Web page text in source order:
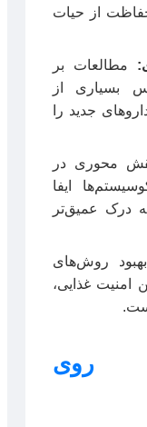
حفاظت از حیات
مطالعات بر
بسیاری از
جدید را
محوری در
ایفا
درک عمیق‌تر
روش‌های
امنیت غذایی،
روی